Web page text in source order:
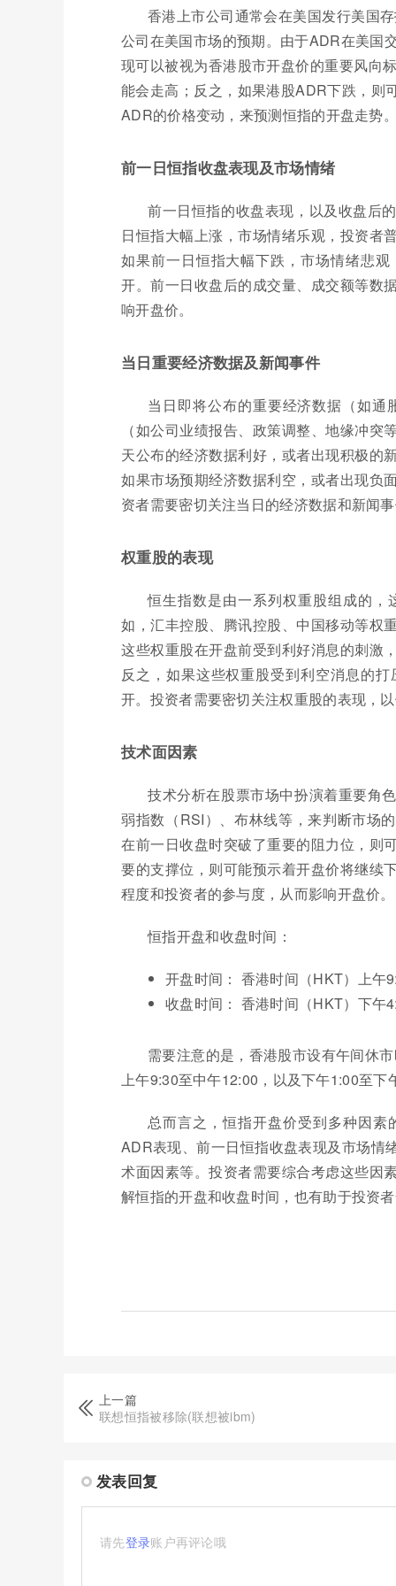
香港上市公司通常会在美国发行美国
公司在美国市场的预期。由于ADR在美国
现可以被视为香港股市开盘价的重要风向
能会走高；反之，如果港股ADR下跌，则
ADR的价格变动，来预测恒指的开盘走势
前一日恒指收盘表现及市场情绪
前一日恒指的收盘表现，以及收盘后
日恒指大幅上涨，市场情绪乐观，投资者
如果前一日恒指大幅下跌，市场情绪悲
开。前一日收盘后的成交量、成交额等数
响开盘价。
当日重要经济数据及新闻事件
当日即将公布的重要经济数据（如
（如公司业绩报告、政策调整、地缘冲
天公布的经济数据利好，或者出现积极的
如果市场预期经济数据利空，或者出现负
资者需要密切关注当日的经济数据和新闻
权重股的表现
恒生指数是由一系列权重股组成的
如，汇丰控股、腾讯控股、中国移动等权
这些权重股在开盘前受到利好消息的刺激
反之，如果这些权重股受到利空消息的
开。投资者需要密切关注权重股的表现，
技术面因素
技术分析在股票市场中扮演着重要角
弱指数（RSI）、布林线等，来判断市场
在前一日收盘时突破了重要的阻力位，则
要的支撑位，则可能预示着开盘价将继续
程度和投资者的参与度，从而影响开盘价。
恒指开盘和收盘时间：
开盘时间： 香港时间（HKT）上午
收盘时间： 香港时间（HKT）下午
需要注意的是，香港股市设有午间休
上午9:30至中午12:00，以及下午1:00至下
总而言之，恒指开盘价受到多种因
ADR表现、前一日恒指收盘表现及市场情
术面因素等。投资者需要综合考虑这些因
解恒指的开盘和收盘时间，也有助于投资
上一篇
联想恒指被移除(联想被ibm)
发表回复
请先登录账户再评论哦